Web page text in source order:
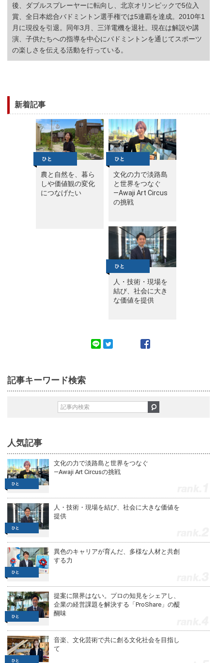
後、ダブルスプレーヤーに転向し、北京オリンピックで5位入
賞、全日本総合バドミントン選手権では5連覇を達成。2010年1
月に現役を引退。同年3月、三洋電機を退社。現在は解説や講
演、子供たちへの指導を中心にバドミントンを通じてスポーツ
の楽しさを伝える活動を行っている。
新着記事
農と自然を、暮ら
しや価値観の変化
につなげたい
文化の力で淡路島
と世界をつなぐ
—Awaji Art Circus
の挑戦
人・技術・現場を
結び、社会に大き
な価値を提供
記事キーワード検索
人気記事
文化の力で淡路島と世界をつなぐ
—Awaji Art Circusの挑戦
人・技術・現場を結び、社会に大きな価値を
提供
異色のキャリアが育んだ、多様な人材と共創
する力
提案に限界はない。プロの知見をシェアし、
企業の経営課題を解決する「ProShare」の醍
醐味
音楽、文化芸術で共に創る文化社会を目指し
て